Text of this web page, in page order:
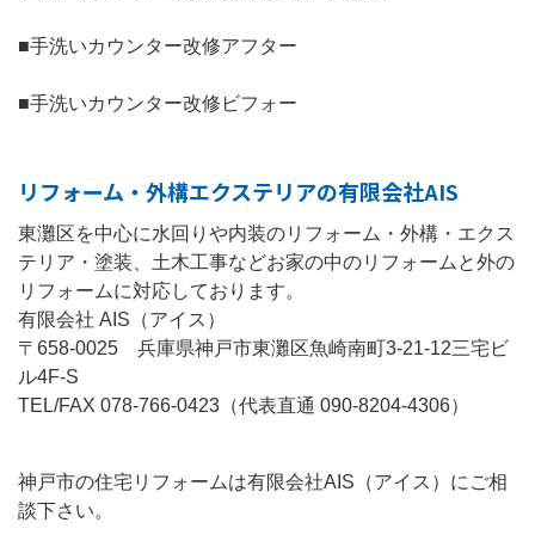
■手洗いカウンター改修アフター
■手洗いカウンター改修ビフォー
リフォーム・外構エクステリアの有限会社AIS
東灘区を中心に水回りや内装のリフォーム・外構・エクス
テリア・塗装、土木工事などお家の中のリフォームと外の
リフォームに対応しております。
有限会社 AIS（アイス）
〒658-0025 兵庫県神戸市東灘区魚崎南町3-21-12三宅ビ
ル4F-S
TEL/FAX 078-766-0423（代表直通 090-8204-4306）
神戸市の住宅リフォームは有限会社AIS（アイス）にご相
談下さい。